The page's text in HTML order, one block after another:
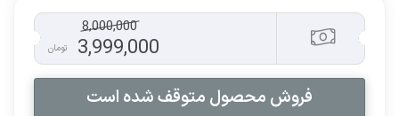
8,000,000
3,999,000 تومان
فروش محصول متوقف شده است